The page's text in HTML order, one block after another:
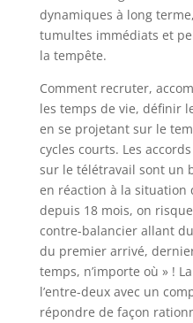
dynamiques à long
tumultes immédiats et
la tempête.
Comment recruter,
les temps de vie, définir
en se projetant sur le
cycles courts. Les
sur le télétravail sont un
en réaction à la situation
depuis 18 mois, on
contre-balancier allant
du premier arrivé,
temps, n’importe où » !
l’entre-deux avec un
répondre de façon